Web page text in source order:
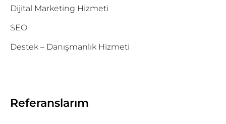
Dijital Marketing Hizmeti
SEO
Destek – Danışmanlık Hizmeti
Referanslarım